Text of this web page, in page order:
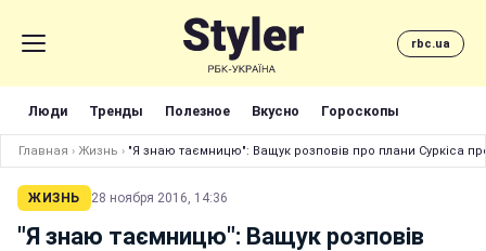
rbc.ua
Люди Тренды Полезное Вкусно Гороскопы
Главная › Жизнь › "Я знаю таємницю": Ващук розповів про плани Суркіса
ЖИЗНЬ 28 ноября 2016, 14:36
"Я знаю таємницю": Ващук розповів